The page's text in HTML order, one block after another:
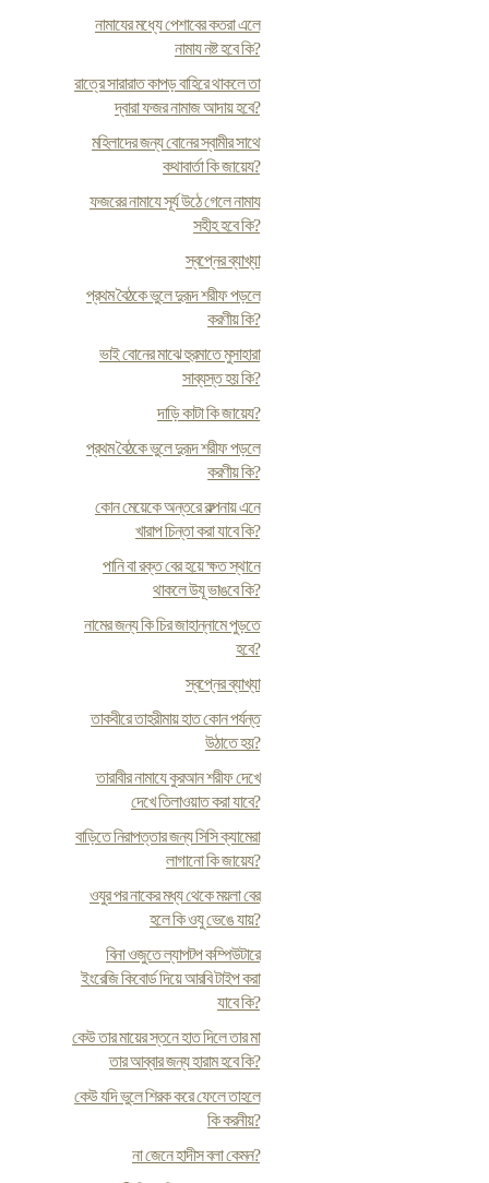
নামাযের মধ্যে পেশাবের কতরা এলে
নামায নষ্ট হবে কি?
রাত্রে সারারাত কাপড় বাহিরে থাকলে তা
দ্বারা ফজর নামাজ আদায় হবে?
মহিলাদের জন্য বোনের স্বামীর সাথে
কথাবার্তা কি জায়েয?
ফজরের নামাযে সূর্য উঠে গেলে নামায
সহীহ হবে কি?
স্বপ্নের ব্যাখ্যা
প্রথম বৈঠকে ভুলে দুরূদ শরীফ পড়লে
করণীয় কি?
ভাই বোনের মাঝে হুরমাতে মুসাহারা
সাব্যস্ত হয় কি?
দাড়ি কাটা কি জায়েয?
প্রথম বৈঠকে ভুলে দুরূদ শরীফ পড়লে
করণীয় কি?
কোন মেয়েকে অন্তরে কল্পনায় এনে
খারাপ চিন্তা করা যাবে কি?
পানি বা রক্ত বের হয়ে ক্ষত স্থানে
থাকলে উযূ ভাঙবে কি?
নামের জন্য কি চির জাহান্নামে পুড়তে
হবে?
স্বপ্নের ব্যাখ্যা
তাকবীরে তাহরীমায় হাত কোন পর্যন্ত
উঠাতে হয়?
তারাবীর নামাযে কুরআন শরীফ দেখে
দেখে তিলাওয়াত করা যাবে?
বাড়িতে নিরাপত্তার জন্য সিসি ক্যামেরা
লাগানো কি জায়েয?
ওযুর পর নাকের মধ্য থেকে ময়লা বের
হলে কি ওযু ভেঙে যায়?
বিনা ওজুতে ল্যাপটপ কম্পিউটারে
ইংরেজি কিবোর্ড দিয়ে আরবি টাইপ করা
যাবে কি?
কেউ তার মায়ের স্তনে হাত দিলে তার মা
তার আব্বার জন্য হারাম হবে কি?
কেউ যদি ভুলে শিরক করে ফেলে তাহলে
কি করনীয়?
না জেনে হাদীস বলা কেমন?